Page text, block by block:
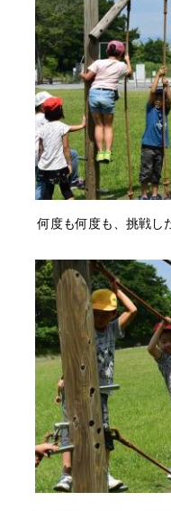
何度も何度も、挑戦し